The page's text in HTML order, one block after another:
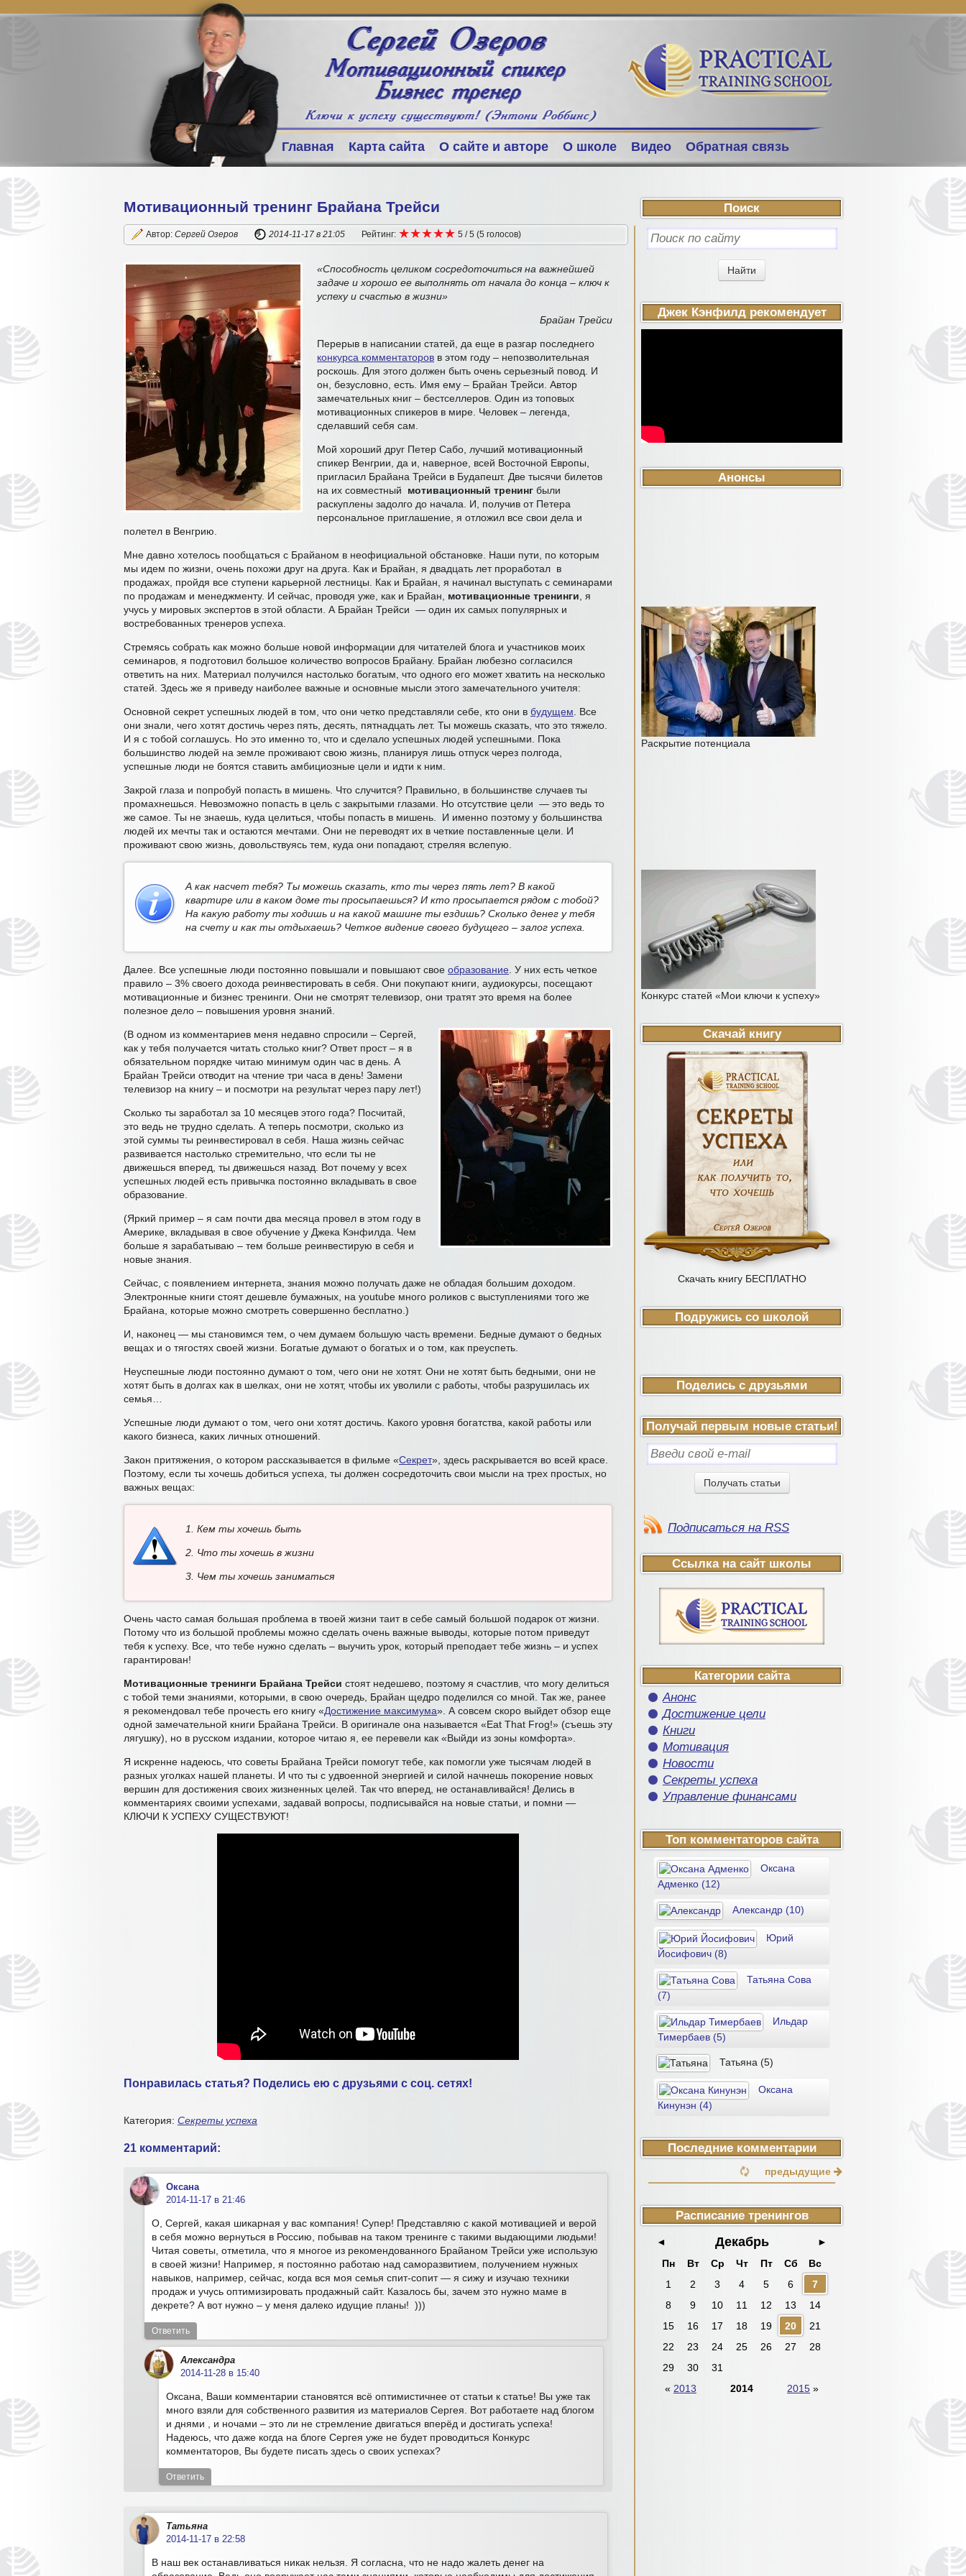
Главная Карта сайта О сайте и авторе О школе Видео Обратная связь
Мотивационный тренинг Брайана Трейси
Автор: Сергей Озеров 2014-11-17 в 21:05 Рейтинг: ★★★★★
★★★★★ 5 /5 (5 голосов)
«Способность целиком сосредоточиться на важнейшей
задаче и хорошо ее выполнять от начала до конца – ключ к
успеху и счастью в жизни»
Брайан Трейси
Перерыв в написании статей, да еще в разгар последнего
конкурса комментаторов в этом году – непозволительная
роскошь. Для этого должен быть очень серьезный повод. И
он, безусловно, есть. Имя ему – Брайан Трейси. Автор
замечательных книг – бестселлеров. Один из топовых
мотивационных спикеров в мире. Человек – легенда,
сделавший себя сам.
Мой хороший друг Петер Сабо, лучший мотивационный
спикер Венгрии, да и, наверное, всей Восточной Европы,
пригласил Брайана Трейси в Будапешт. Две тысячи билетов
на их совместный мотивационный тренинг были
раскуплены задолго до начала. И, получив от Петера
персональное приглашение, я отложил все свои дела и
полетел в Венгрию.
Мне давно хотелось пообщаться с Брайаном в неофициальной обстановке. Наши пути, по которым
мы идем по жизни, очень похожи друг на друга. Как и Брайан, я двадцать лет проработал в
продажах, пройдя все ступени карьерной лестницы. Как и Брайан, я начинал выступать с семинарами
по продажам и менеджменту. И сейчас, проводя уже, как и Брайан, мотивационные тренинги , я
учусь у мировых экспертов в этой области. А Брайан Трейси — один их самых популярных и
востребованных тренеров успеха.
Стремясь собрать как можно больше новой информации для читателей блога и участников моих
семинаров, я подготовил большое количество вопросов Брайану. Брайан любезно согласился
ответить на них. Материал получился настолько богатым, что одного его может хватить на несколько
статей. Здесь же я приведу наиболее важные и основные мысли этого замечательного учителя:
Основной секрет успешных людей в том, что они четко представляли себе, кто они в будущем . Все
они знали, чего хотят достичь через пять, десять, пятнадцать лет. Ты можешь сказать, что это тяжело.
И я с тобой соглашусь. Но это именно то, что и сделало успешных людей успешными. Пока
большинство людей на земле проживают свою жизнь, планируя лишь отпуск через полгода,
успешные люди не боятся ставить амбициозные цели и идти к ним.
Закрой глаза и попробуй попасть в мишень. Что случится? Правильно, в большинстве случаев ты
промахнешься. Невозможно попасть в цель с закрытыми глазами. Но отсутствие цели — это ведь то
же самое. Ты не знаешь, куда целиться, чтобы попасть в мишень. И именно поэтому у большинства
людей их мечты так и остаются мечтами. Они не переводят их в четкие поставленные цели. И
проживают свою жизнь, довольствуясь тем, куда они попадают, стреляя вслепую.
А как насчет тебя? Ты можешь сказать, кто ты через пять лет? В какой
квартире или в каком доме ты просыпаешься? И кто просыпается рядом с тобой?
На какую работу ты ходишь и на какой машине ты ездишь? Сколько денег у тебя
на счету и как ты отдыхаешь? Четкое видение своего будущего – залог успеха.
Далее. Все успешные люди постоянно повышали и повышают свое образование . У них есть четкое
правило – 3% своего дохода реинвестировать в себя. Они покупают книги, аудиокурсы, посещают
мотивационные и бизнес тренинги. Они не смотрят телевизор, они тратят это время на более
полезное дело – повышения уровня знаний.
(В одном из комментариев меня недавно спросили – Сергей,
как у тебя получается читать столько книг? Ответ прост – я в
обязательном порядке читаю минимум один час в день. А
Брайан Трейси отводит на чтение три часа в день! Замени
телевизор на книгу – и посмотри на результат через пару лет!)
Сколько ты заработал за 10 месяцев этого года? Посчитай,
это ведь не трудно сделать. А теперь посмотри, сколько из
этой суммы ты реинвестировал в себя. Наша жизнь сейчас
развивается настолько стремительно, что если ты не
движешься вперед, ты движешься назад. Вот почему у всех
успешных людей есть привычка постоянно вкладывать в свое
образование.
(Яркий пример – я сам почти два месяца провел в этом году в
Америке, вкладывая в свое обучение у Джека Кэнфилда. Чем
больше я зарабатываю – тем больше реинвестирую в себя и
новые знания.
Сейчас, с появлением интернета, знания можно получать даже не обладая большим доходом.
Электронные книги стоят дешевле бумажных, на youtube много роликов с выступлениями того же
Брайана, которые можно смотреть совершенно бесплатно.)
И, наконец — мы становимся тем, о чем думаем большую часть времени. Бедные думают о бедных
вещах и о тягостях своей жизни. Богатые думают о богатых и о том, как преуспеть.
Неуспешные люди постоянно думают о том, чего они не хотят. Они не хотят быть бедными, они не
хотят быть в долгах как в шелках, они не хотят, чтобы их уволили с работы, чтобы разрушилась их
семья…
Успешные люди думают о том, чего они хотят достичь. Какого уровня богатства, какой работы или
какого бизнеса, каких личных отношений.
Закон притяжения, о котором рассказывается в фильме «Секрет», здесь раскрывается во всей красе.
Поэтому, если ты хочешь добиться успеха, ты должен сосредоточить свои мысли на трех простых, но
важных вещах:
1. Кем ты хочешь быть
2. Что ты хочешь в жизни
3. Чем ты хочешь заниматься
Очень часто самая большая проблема в твоей жизни таит в себе самый большой подарок от жизни.
Потому что из большой проблемы можно сделать очень важные выводы, которые потом приведут
тебя к успеху. Все, что тебе нужно сделать – выучить урок, который преподает тебе жизнь – и успех
гарантирован!
Мотивационные тренинги Брайана Трейси стоят недешево, поэтому я счастлив, что могу делиться
с тобой теми знаниями, которыми, в свою очередь, Брайан щедро поделился со мной. Так же, ранее
я рекомендовал тебе прочесть его книгу «Достижение максимума». А совсем скоро выйдет обзор еще
одной замечательной книги Брайана Трейси. В оригинале она называется «Eat That Frog!» (съешь эту
лягушку), но в русском издании, которое читаю я, ее перевели как «Выйди из зоны комфорта».
Я искренне надеюсь, что советы Брайана Трейси помогут тебе, как помогли уже тысячам людей в
разных уголках нашей планеты. И что ты с удвоенной энергией и силой начнешь покорение новых
вершин для достижения своих жизненных целей. Так что вперед, не останавливайся! Делись в
комментариях своими успехами, задавай вопросы, подписывайся на новые статьи, и помни —
КЛЮЧИ К УСПЕХУ СУЩЕСТВУЮТ!
Понравилась статья? Поделись ею с друзьями с соц. сетях!
Категория: Секреты успеха
21 комментарий:
Оксана
2014-11-17 в 21:46
О, Сергей, какая шикарная у вас компания! Супер! Представляю с какой мотивацией и верой
в себя можно вернуться в Россию, побывав на таком тренинге с такими выдающими людьми!
Читая советы, отметила, что я многое из рекомендованного Брайаном Трейси уже использую
в своей жизни! Например, я постоянно работаю над саморазвитием, получением нужных
навыков, например, сейчас, когда вся моя семья спит-сопит — я сижу и изучаю техники
продаж и учусь оптимизировать продажный сайт. Казалось бы, зачем это нужно маме в
декрете? А вот нужно – у меня далеко идущие планы! )))
Ответить
Александра
2014-11-28 в 15:40
Оксана, Ваши комментарии становятся всё оптимистичнее от статьи к статье! Вы уже так
много взяли для собственного развития из материалов Сергея. Вот работаете над блогом
и днями , и ночами – это ли не стремление двигаться вперёд и достигать успеха!
Надеюсь, что даже когда на блоге Сергея уже не будет проводиться Конкурс
комментаторов, Вы будете писать здесь о своих успехах?
Ответить
Татьяна
2014-11-17 в 22:58
В наш век останавливаться никак нельзя. Я согласна, что не надо жалеть денег на
Поиск
Джек Кэнфилд рекомендует
Анонсы
Раскрытие потенциала
Конкурс статей «Мои ключи к успеху»
Скачай книгу
Скачать книгу БЕСПЛАТНО
Подружись со школой
Поделись с друзьями
Получай первым новые статьи!
Подписаться на RSS
Ссылка на сайт школы
Категории сайта
Анонс
Достижение цели
Книги
Мотивация
Новости
Секреты успеха
Управление финансами
Топ комментаторов сайта
Оксана
Адменко (12)
Александр (10)
Юрий
Йосифович (8)
Татьяна Сова
(7)
Ильдар
Тимербаев (5)
Татьяна (5)
Оксана
Кинунэн (4)
Последние комментарии
предыдущие
Расписание тренингов
◄ Декабрь
►
Пн
Вт Ср Чт Пт Сб
Вс
1
2 3 4 5 6
7
8
9 10 11 12 13
14
15
16 17 18 19 20
21
22
23 24 25 26 27
28
29
30
31
« 2013 2014 2015 »